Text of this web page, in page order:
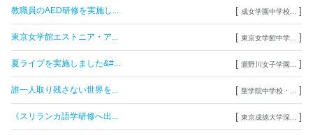
教職員のAED研修を実施し... [ 成女学園中学校... ]
東京女学館エストニア・ア... [ 東京女学館中学... ]
夏ライブを実施しました&#... [ 瀧野川女子学園... ]
誰一人取り残さない世界を... [ 聖学院中学校・... ]
《スリランカ語学研修へ出... [ 東京成徳大学深... ]